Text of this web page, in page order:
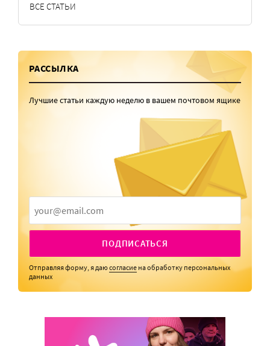
ВСЕ СТАТЬИ
РАССЫЛКА
Лучшие статьи каждую неделю в вашем почтовом ящике
ПОДПИСАТЬСЯ
Отправляя форму, я даюсогласие на обработку персональных
данных